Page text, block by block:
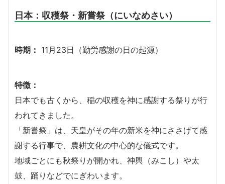
日本：収穫祭・新嘗祭（にいなめさい）
時期： 11月23日（勤労感謝の日の起源）
特徴：
日本でも古くから、稲の収穫を神に感謝する祭りが行
われてきました。
「新嘗祭」は、天皇がその年の新米を神にささげて感
謝する行事で、農耕文化の中心的な儀式です。
地域ごとにも秋祭りが開かれ、神輿（みこし）や太
鼓、踊りなどでにぎわいます。